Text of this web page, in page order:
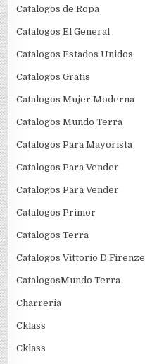
Catalogos de Ropa
Catalogos El General
Catalogos Estados Unidos
Catalogos Gratis
Catalogos Mujer Moderna
Catalogos Mundo Terra
Catalogos Para Mayorista
Catalogos Para Vender
Catalogos Para Vender
Catalogos Primor
Catalogos Terra
Catalogos Vittorio D Firenze
CatalogosMundo Terra
Charreria
Cklass
Cklass